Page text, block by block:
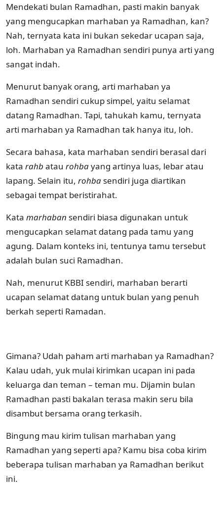
Mendekati bulan Ramadhan, pasti makin banyak
yang mengucapkan marhaban ya Ramadhan, kan?
Nah, ternyata kata ini bukan sekedar ucapan saja,
loh. Marhaban ya Ramadhan sendiri punya arti yang
sangat indah.
Menurut banyak orang, arti marhaban ya
Ramadhan sendiri cukup simpel, yaitu selamat
datang Ramadhan. Tapi, tahukah kamu, ternyata
arti marhaban ya Ramadhan tak hanya itu, loh.
Secara bahasa, kata marhaban sendiri berasal dari
kata rahb atau rohbayang artinya luas, lebar atau
lapang. Selain itu, rohba sendiri juga diartikan
sebagai tempat beristirahat.
Kata marhaban sendiri biasa digunakan untuk
mengucapkan selamat datang pada tamu yang
agung. Dalam konteks ini, tentunya tamu tersebut
adalah bulan suci Ramadhan.
Nah, menurut KBBI sendiri, marhaban berarti
ucapan selamat datang untuk bulan yang penuh
berkah seperti Ramadan.
Gimana? Udah paham arti marhaban ya Ramadhan?
Kalau udah, yuk mulai kirimkan ucapan ini pada
keluarga dan teman – teman mu. Dijamin bulan
Ramadhan pasti bakalan terasa makin seru bila
disambut bersama orang terkasih.
Bingung mau kirim tulisan marhaban yang
Ramadhan yang seperti apa? Kamu bisa coba kirim
beberapa tulisan marhaban ya Ramadhan berikut
ini.